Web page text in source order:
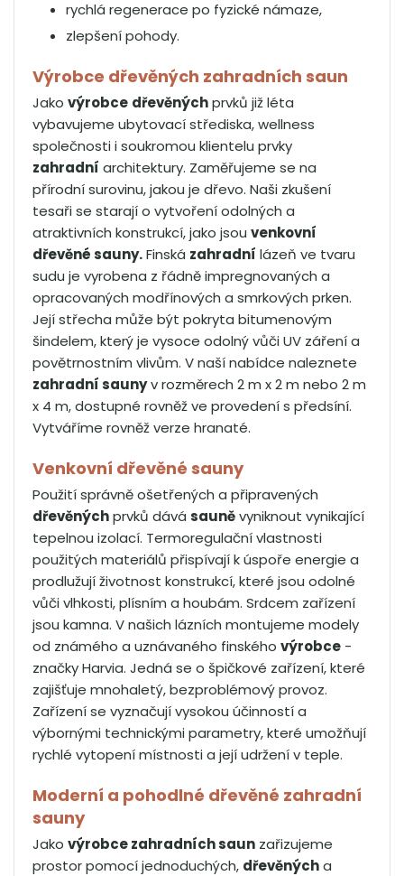
rychlá regenerace po fyzické námaze,
zlepšení pohody.
Výrobce dřevěných zahradních saun
Jako výrobce dřevěnýchprvků již léta
vybavujeme ubytovací střediska, wellness
společnosti i soukromou klientelu prvky
zahradní architektury. Zaměřujeme se na
přírodní surovinu, jakou je dřevo. Naši zkušení
tesaři se starají o vytvoření odolných a
atraktivních konstrukcí, jako jsou venkovní
dřevěné sauny.Finská zahradní lázeň ve tvaru
sudu je vyrobena z řádně impregnovaných a
opracovaných modřínových a smrkových prken.
Její střecha může být pokryta bitumenovým
šindelem, který je vysoce odolný vůči UV záření a
povětrnostním vlivům. V naší nabídce naleznete
zahradní saunyv rozměrech 2 m x 2 m nebo 2 m
x 4 m, dostupné rovněž ve provedení s předsíní.
Vytváříme rovněž verze hranaté.
Venkovní dřevěné sauny
Použití správně ošetřených a připravených
dřevěnýchprvků dává sauněvyniknout vynikající
tepelnou izolací. Termoregulační vlastnosti
použitých materiálů přispívají k úspoře energie a
prodlužují životnost konstrukcí, které jsou odolné
vůči vlhkosti, plísním a houbám. Srdcem zařízení
jsou kamna. V našich lázních montujeme modely
od známého a uznávaného finského výrobce -
značky Harvia. Jedná se o špičkové zařízení, které
zajišťuje mnohaletý, bezproblémový provoz.
Zařízení se vyznačují vysokou účinností a
výbornými technickými parametry, které umožňují
rychlé vytopení místnosti a její udržení v teple.
Moderní a pohodlné dřevěné zahradní
sauny
Jako výrobce zahradních saun zařizujeme
prostor pomocí jednoduchých, dřevěnýcha